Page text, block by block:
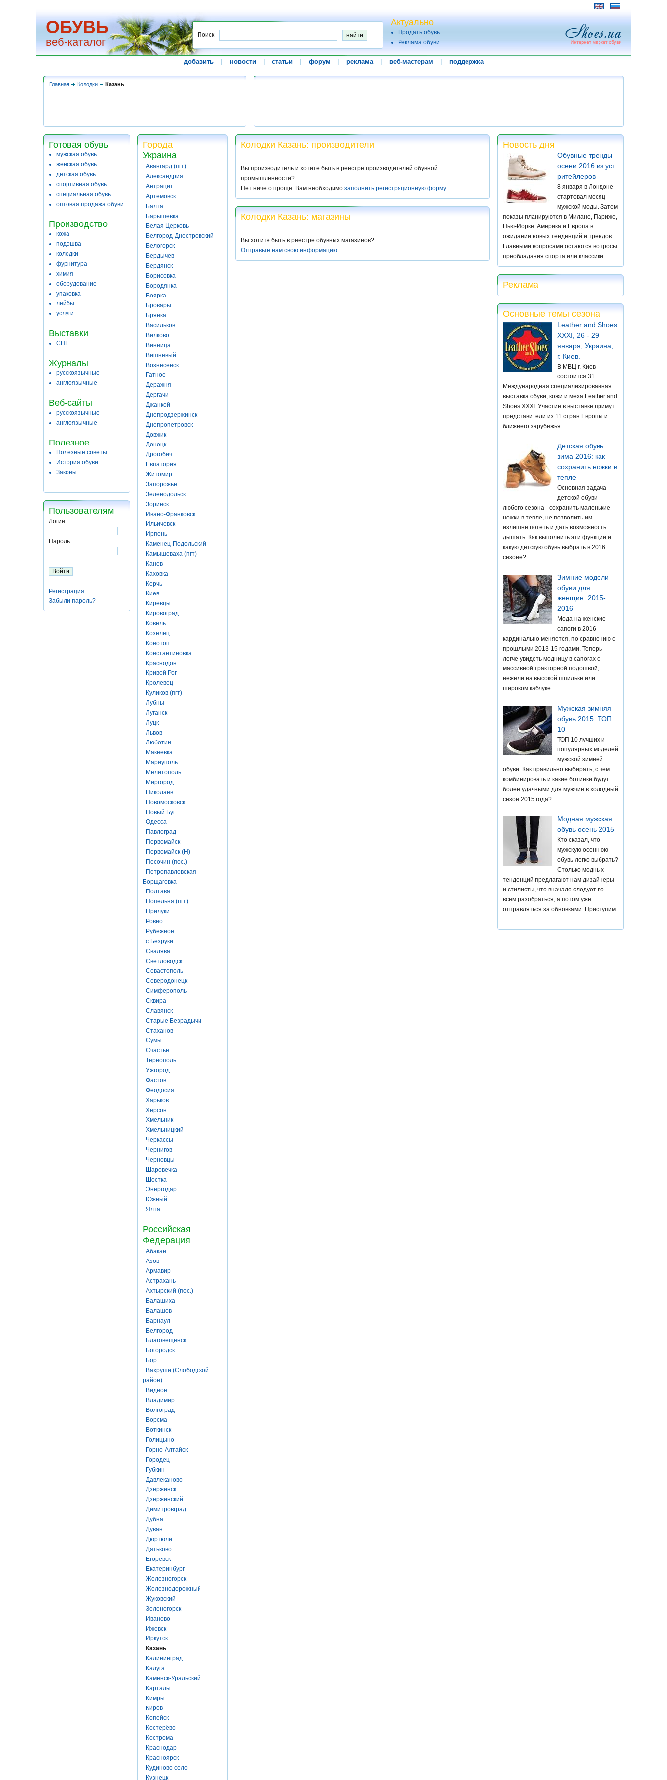
ОБУВЬ
веб-каталог
Поиск
Актуально
Продать обувь
Реклама обуви
добавить новости статьи форум реклама веб-мастерам поддержка
Главная Колодки Казань
Готовая обувь
мужская обувь
женская обувь
детская обувь
спортивная обувь
специальная обувь
оптовая продажа обуви
Производство
кожа
подошва
колодки
фурнитура
химия
оборудование
упаковка
лейбы
услуги
Выставки
СНГ
Журналы
русскоязычные
англоязычные
Веб-сайты
русскоязычные
англоязычные
Полезное
Полезные советы
История обуви
Законы
Пользователям
Логин:
Пароль:
Регистрация
Забыли пароль?
Города
Украина
Авангард (пгт)
Александрия
Антрацит
Артемовск
Балта
Барышевка
Белая Церковь
Белгород-Днестровский
Белогорск
Бердычев
Бердянск
Борисовка
Бородянка
Боярка
Бровары
Брянка
Васильков
Вилково
Винница
Вишневый
Вознесенск
Гатное
Деражня
Дергачи
Джанкой
Днепродзержинск
Днепропетровск
Довжик
Донецк
Дрогобич
Евпатория
Житомир
Запорожье
Зеленодольск
Зоринск
Ивано-Франковск
Ильичевск
Ирпень
Каменец-Подольский
Камышеваха (пгт)
Канев
Каховка
Керчь
Киев
Киревцы
Кировоград
Ковель
Козелец
Конотоп
Константиновка
Краснодон
Кривой Рог
Кролевец
Куликов (пгт)
Лубны
Луганск
Луцк
Львов
Люботин
Макеевка
Мариуполь
Мелитополь
Миргород
Николаев
Новомосковск
Новый Буг
Одесса
Павлоград
Первомайск
Первомайск (Н)
Песочин (пос.)
Петропавловская
Борщаговка
Полтава
Попельня (пгт)
Прилуки
Ровно
Рубежное
с.Безруки
Свалява
Светловодск
Севастополь
Северодонецк
Симферополь
Сквира
Славянск
Старые Безрадычи
Стаханов
Сумы
Счастье
Тернополь
Ужгород
Фастов
Феодосия
Харьков
Херсон
Хмельник
Хмельницкий
Черкассы
Чернигов
Черновцы
Шаровечка
Шостка
Энергодар
Южный
Ялта
Российская
Федерация
Абакан
Азов
Армавир
Астрахань
Ахтырский (пос.)
Балашиха
Балашов
Барнаул
Белгород
Благовещенск
Богородск
Бор
Вахруши (Слободской
район)
Видное
Владимир
Волгоград
Ворсма
Воткинск
Голицыно
Горно-Алтайск
Городец
Губкин
Давлеканово
Дзержинск
Дзержинский
Димитровград
Дубна
Дуван
Дюртюли
Дятьково
Егоревск
Екатеринбург
Железногорск
Железнодорожный
Жуковский
Зеленогорск
Иваново
Ижевск
Иркутск
Казань
Калининград
Калуга
Каменск-Уральский
Карталы
Кимры
Киров
Копейск
Костерёво
Кострома
Краснодар
Красноярск
Кудиново село
Кузнецк
Колодки Казань: производители
Вы производитель и хотите быть в реестре производителей обувной
промышленности?
Нет ничего проще. Вам необходимо заполнить регистрационную форму.
Колодки Казань: магазины
Вы хотите быть в реестре обувных магазинов?
Отправьте нам свою информацию.
Новость дня
Обувные тренды
осени 2016 из уст
ритейлеров
8 января в Лондоне
стартовал месяц
мужской моды. Затем
показы планируются в Милане, Париже,
Нью-Йорке. Америка и Европа в
ожидании новых тенденций и трендов.
Главными вопросами остаются вопросы
преобладания спорта или классики...
Реклама
Основные темы сезона
Leather and Shoes
XXXI, 26 - 29
января, Украина,
г. Киев.
В МВЦ г. Киев
состоится 31
Международная специализированная
выставка обуви, кожи и меха Leather and
Shoes XXXI. Участие в выставке примут
представители из 11 стран Европы и
ближнего зарубежья.
Детская обувь
зима 2016: как
сохранить ножки в
тепле
Основная задача
детской обуви
любого сезона - сохранить маленькие
ножки в тепле, не позволить им
излишне потеть и дать возможность
дышать. Как выполнить эти функции и
какую детскую обувь выбрать в 2016
сезоне?
Зимние модели
обуви для
женщин: 2015-
2016
Мода на женские
сапоги в 2016
кардинально меняется, по сравнению с
прошлыми 2013-15 годами. Теперь
легче увидеть модницу в сапогах с
массивной тракторной подошвой,
нежели на высокой шпильке или
широком каблуке.
Мужская зимняя
обувь 2015: ТОП
10
ТОП 10 лучших и
популярных моделей
мужской зимней
обуви. Как правильно выбирать, с чем
комбинировать и какие ботинки будут
более удачными для мужчин в холодный
сезон 2015 года?
Модная мужская
обувь осень 2015
Кто сказал, что
мужскую осеннюю
обувь легко выбрать?
Столько модных
тенденций предлагают нам дизайнеры
и стилисты, что вначале следует во
всем разобраться, а потом уже
отправляться за обновками. Приступим.